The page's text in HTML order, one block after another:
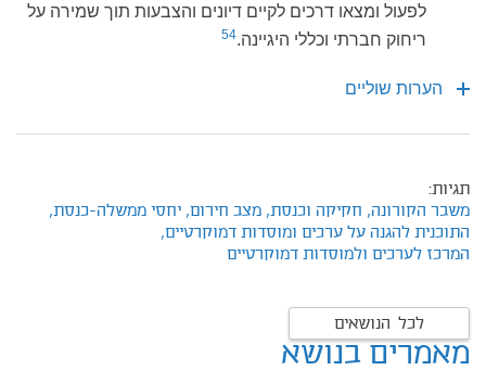
לפעול ומצאו דרכים לקיים דיונים והצבעות תוך שמירה על
ריחוק חברתי וכללי היגיינה.54
הערות שוליים
תגיות:
משבר הקורונה, חקיקה וכנסת, מצב חירום, יחסי ממשלה-כנסת,
התוכנית להגנה על ערכים ומוסדות דמוקרטיים,
המרכז לערכים ולמוסדות דמוקרטיים
לכל הנושאים
מאמרים בנושא